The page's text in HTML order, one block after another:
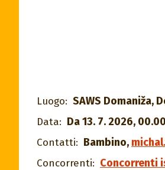
Luogo: SAWS Domaniža,
Data: Da 13. 7. 2026,
Contatti: Bambino,
Concorrenti: Concorrenti